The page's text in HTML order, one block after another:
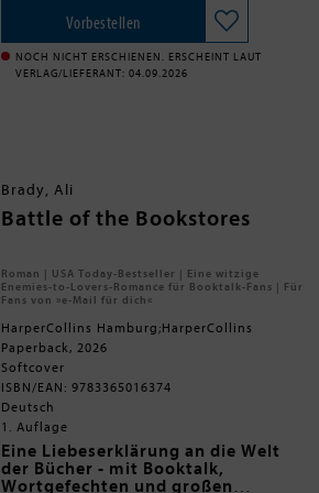
ablehnen, doch dann erfährt sie,
dass ihre jüngere Schwester von
einem Mitglied der Upper Class
erpresst wird. Um den Übeltäter zu
enttarnen und näher an die
ziehen können. Gemeinsam tauchen
Greer und Remy ein in eine Welt
voller Champagner, Intrigen und
kosten könnte.
X grumpy x sunshine
X broken hero
X slow burn romance
X haters to lovers
Die »Manhattan Heirs«-Reihe:
Band 1: Pearls & Secrets
Band 2: Silk & Scandals
Vorbestellen
NOCH NICHT ERSCHIENEN. ERSCHEINT LAUT
VERLAG/LIEFERANT: 04.09.2026
Brady, Ali
Battle of the Bookstores
Roman | USA Today-Bestseller | Eine witzige
Enemies-to-Lovers-Romance für Booktalk-Fans | Für
Fans von »e-Mail für dich«
HarperCollins Hamburg;HarperCollins
Paperback, 2026
Softcover
ISBN/EAN: 9783365016374
Deutsch
1. Auflage
Eine Liebeserklärung an die Welt
der Bücher - mit Booktalk,
Wortgefechten und großen